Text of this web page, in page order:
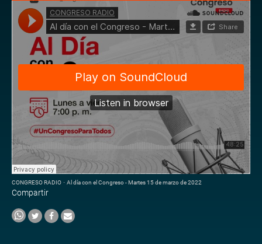
CONGRESO RADIO · Al día con el Congreso - Martes 15 de marzo de 2022
Compartir